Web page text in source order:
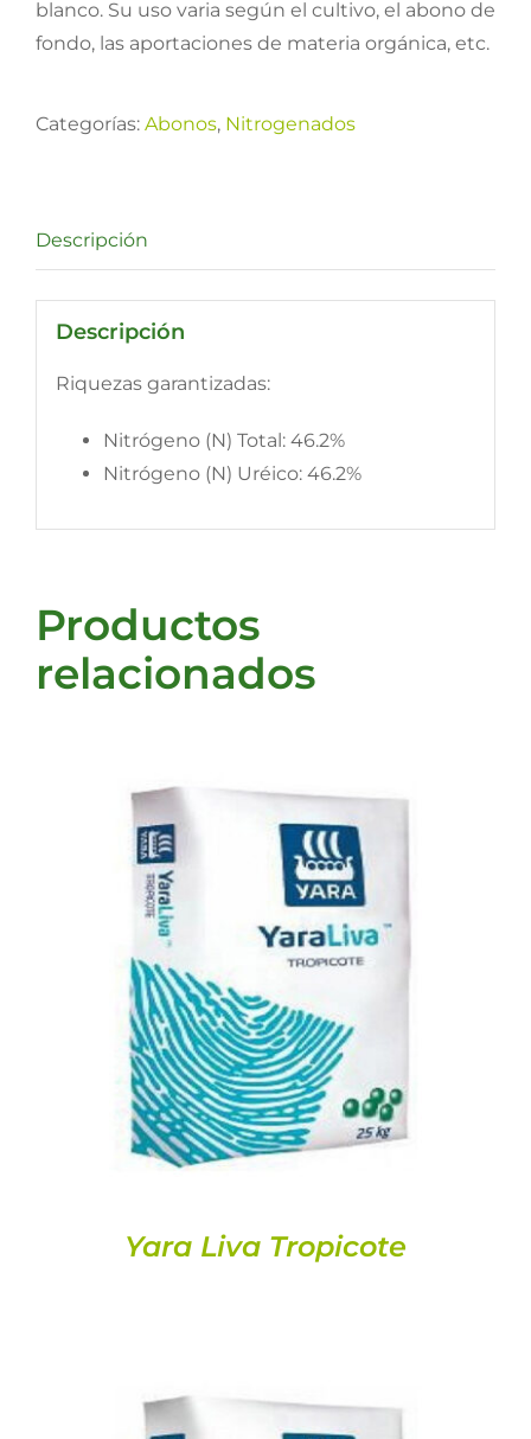
blanco. Su uso varia según el cultivo, el abono de
fondo, las aportaciones de materia orgánica, etc.
Categorías: Abonos, Nitrogenados
Descripción
Descripción
Riquezas garantizadas:
Nitrógeno (N) Total: 46.2%
Nitrógeno (N) Uréico: 46.2%
Productos
relacionados
Yara Liva Tropicote